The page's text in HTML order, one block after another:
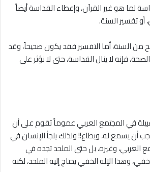
لما هو غير القرآن، وإعطاء القداسة أيضاً
تفسير السنة.
من السنة، أما التفسير فقد يكون صحيحاً، وقد
فإنه لا ينال القداسة، حتى ﻻ نؤثر على
في المجتمع العربي عموماً تقوم على أن
أن يسمع له، ويطاع!! ولذلك يلجأ الإنسان في
العربي، وغيره، بل حتى الملحد تجده في
وهذا الإله الخفي يحتاج إليه الملحد، لكنه